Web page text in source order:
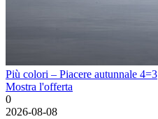
Più colori – Piacere autunnale 4=3
Mostra l'offerta
0
2026-08-08